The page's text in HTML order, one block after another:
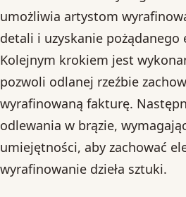
umożliwia artystom
detali i uzyskanie pożądanego
Kolejnym krokiem jest
pozwoli odlanej rzeźbie
wyrafinowaną fakturę.
odlewania w brązie,
umiejętności, aby zachować
wyrafinowanie dzieła sztuki.